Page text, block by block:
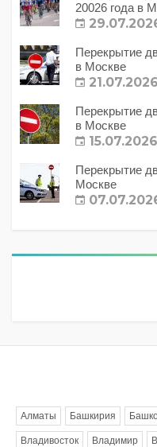
20026 года в
Перекрытие
в Москве
21.07.2026
Перекрытие
в Москве
15.07.2026
Перекрытие
Москве
Алматы Башкирия
Владивосток Владимир